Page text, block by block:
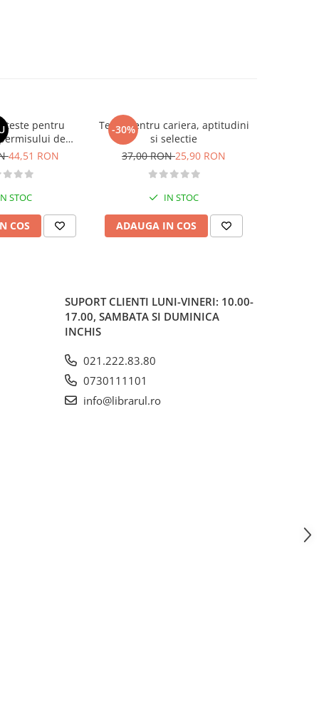
teste pentru
de
Categoriile C,
44,51 RON
STOC
COS
-30%
Teste pentru cariera, aptitudini
si selectie
37,00 RON25,90 RON
IN STOC
ADAUGA IN COS
SUPORT CLIENTI LUNI-VINERI: 10.00-
17.00, SAMBATA SI DUMINICA
INCHIS
021.222.83.80
0730111101
info@librarul.ro